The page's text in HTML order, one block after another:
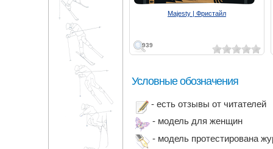
939
Majesty | Фристайл
Условные обозначения
- есть отзывы от читателей
- модель для женщин
- модель протестирована